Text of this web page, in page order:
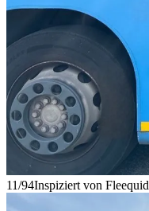
11/94Inspiziert von Fleequid